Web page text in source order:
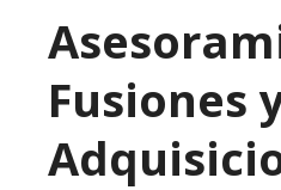
Fusiones